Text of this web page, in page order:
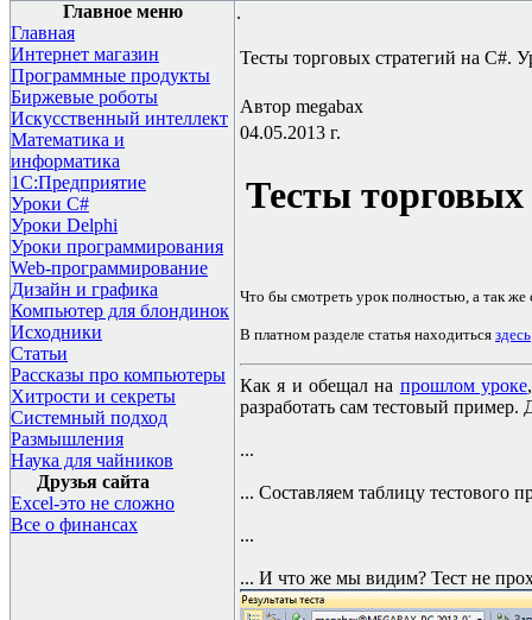
Главное меню
Главная
Интернет магазин
Программные продукты
Биржевые роботы
Искусственный интеллект
Математика и
информатика
1С:Предприятие
Уроки C#
Уроки Delphi
Уроки программирования
Web-программирование
Дизайн и графика
Компьютер для блондинок
Исходники
Статьи
Рассказы про компьютеры
Хитрости и секреты
Системный подход
Размышления
Наука для чайников
Друзья сайта
Excel-это не сложно
Все о финансах
.
Тесты торговых стратегий на C#.
Автор megabax
04.05.2013 г.
Тесты
Что бы смотреть урок полностью, а так
В платном разделе статья находиться здесь
Как я и обещал на прошлом уроке
разработать сам тестовый пример.
...
... Составляем таблицу тестового
...
... И что же мы видим? Тест не